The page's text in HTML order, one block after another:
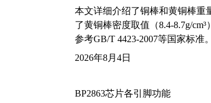
本文详细介绍了铜棒和黄铜棒重
了黄铜棒密度取值（8.4-8.7g/
参考GB/T 4423-2007等国家标准。
2026年8月4日
BP2863芯片各引脚功能